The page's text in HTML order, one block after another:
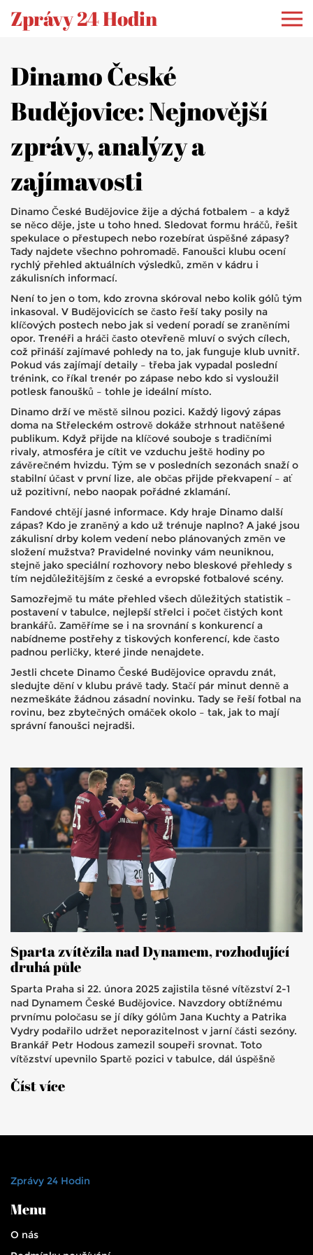
Zprávy 24 Hodin
Dinamo České
Budějovice: Nejnovější
zprávy, analýzy a
zajímavosti
Dinamo České Budějovice žije a dýchá fotbalem – a když
se něco děje, jste u toho hned. Sledovat formu hráčů, řešit
spekulace o přestupech nebo rozebírat úspěšné zápasy?
Tady najdete všechno pohromadě. Fanoušci klubu ocení
rychlý přehled aktuálních výsledků, změn v kádru i
zákulisních informací.
Není to jen o tom, kdo zrovna skóroval nebo kolik gólů tým
inkasoval. V Budějovicích se často řeší taky posily na
klíčových postech nebo jak si vedení poradí se zraněními
opor. Trenéři a hráči často otevřeně mluví o svých cílech,
což přináší zajímavé pohledy na to, jak funguje klub uvnitř.
Pokud vás zajímají detaily – třeba jak vypadal poslední
trénink, co říkal trenér po zápase nebo kdo si vysloužil
potlesk fanoušků – tohle je ideální místo.
Dinamo drží ve městě silnou pozici. Každý ligový zápas
doma na Střeleckém ostrově dokáže strhnout natěšené
publikum. Když přijde na klíčové souboje s tradičními
rivaly, atmosféra je cítit ve vzduchu ještě hodiny po
závěrečném hvizdu. Tým se v posledních sezonách snaží o
stabilní účast v první lize, ale občas přijde překvapení – ať
už pozitivní, nebo naopak pořádné zklamání.
Fandové chtějí jasné informace. Kdy hraje Dinamo další
zápas? Kdo je zraněný a kdo už trénuje naplno? A jaké jsou
zákulisní drby kolem vedení nebo plánovaných změn ve
složení mužstva? Pravidelné novinky vám neuniknou,
stejně jako speciální rozhovory nebo bleskové přehledy s
tím nejdůležitějším z české a evropské fotbalové scény.
Samozřejmě tu máte přehled všech důležitých statistik –
postavení v tabulce, nejlepší střelci i počet čistých kont
brankářů. Zaměříme se i na srovnání s konkurencí a
nabídneme postřehy z tiskových konferencí, kde často
padnou perličky, které jinde nenajdete.
Jestli chcete Dinamo České Budějovice opravdu znát,
sledujte dění v klubu právě tady. Stačí pár minut denně a
nezmeškáte žádnou zásadní novinku. Tady se řeší fotbal na
rovinu, bez zbytečných omáček okolo – tak, jak to mají
správní fanoušci nejradši.
Sparta zvítězila nad Dynamem, rozhodující
druhá půle
Sparta Praha si 22. února 2025 zajistila těsné vítězství 2-1
nad Dynamem České Budějovice. Navzdory obtížnému
prvnímu poločasu se jí díky gólům Jana Kuchty a Patrika
Vydry podařilo udržet neporazitelnost v jarní části sezóny.
Brankář Petr Hodous zamezil soupeři srovnat. Toto
vítězství upevnilo Spartě pozici v tabulce, dál úspěšně
Číst více
Zprávy 24 Hodin
Menu
O nás